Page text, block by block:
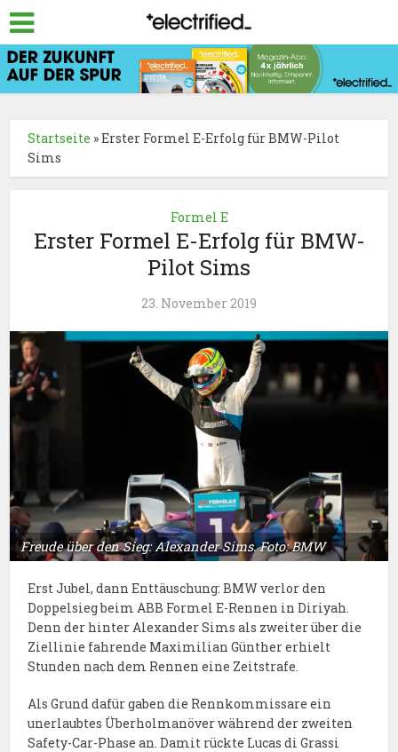
Startseite »Erster Formel E-Erfolg für BMW-Pilot
Sims
Formel E
Erster Formel E-Erfolg für BMW-
Pilot Sims
23. November 2019
Freude über den Sieg: Alexander Sims. Foto: BMW
Erst Jubel, dann Enttäuschung: BMW verlor den
Doppelsieg beim ABB Formel E-Rennen in Diriyah.
Denn der hinter Alexander Sims als zweiter über die
Ziellinie fahrende Maximilian Günther erhielt
Stunden nach dem Rennen eine Zeitstrafe.
Als Grund dafür gaben die Rennkommissare ein
unerlaubtes Überholmanöver während der zweiten
Safety-Car-Phase an. Damit rückte Lucas di Grassi